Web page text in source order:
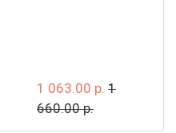
1 063.00 р. 1
660.00 р.